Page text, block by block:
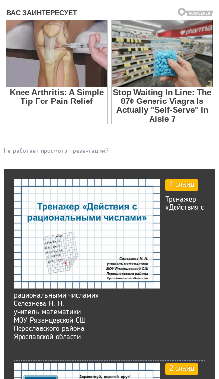
Не работает просмотр презентации?
1 слайд
Тренажер
«Действия с
рациональными числами»
Селезнева Н. Н.
учитель математики
МОУ Рязанцевской СШ
Переславского района
Ярославской области
2 слайд